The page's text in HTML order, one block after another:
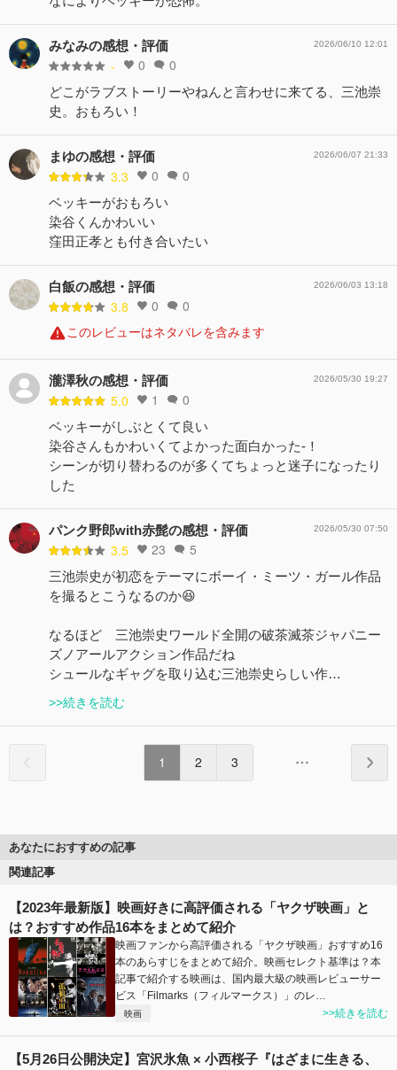
みなみの感想・評価
- 0 0
2026/06/10 12:01
どこがラブストーリーやねんと言わせに来てる、三池崇
史。おもろい！
まゆの感想・評価
3.3 0 0
2026/06/07 21:33
ベッキーがおもろい
染谷くんかわいい
窪田正孝とも付き合いたい
白飯の感想・評価
3.8 0 0
2026/06/03 13:18
このレビューはネタバレを含みます
瀧澤秋の感想・評価
5.0 1 0
2026/05/30 19:27
ベッキーがしぶとくて良い
染谷さんもかわいくてよかった面白かった-！
シーンが切り替わるのが多くてちょっと迷子になったり
した
パンク野郎with赤髭の感想・評価
3.5 23 5
2026/05/30 07:50
三池崇史が初恋をテーマにボーイ・ミーツ・ガール作品
を撮るとこうなるのか😆
なるほど 三池崇史ワールド全開の破茶滅茶ジャパニー
ズノアールアクション作品だね
シュールなギャグを取り込む三池崇史らしい作…
>>続きを読む
1 2 3
あなたにおすすめの記事
関連記事
【2023年最新版】映画好きに高評価される「ヤクザ映画」と
は？おすすめ作品16本をまとめて紹介
映画ファンから高評価される「ヤクザ映画」おすすめ16
本のあらすじをまとめて紹介。映画セレクト基準は？本
記事で紹介する映画は、国内最大級の映画レビューサー
ビス「Filmarks（フィルマークス）」のレ…
映画 >>続きを読む
【5月26日公開決定】宮沢氷魚 × 小西桜子『はざまに生きる、